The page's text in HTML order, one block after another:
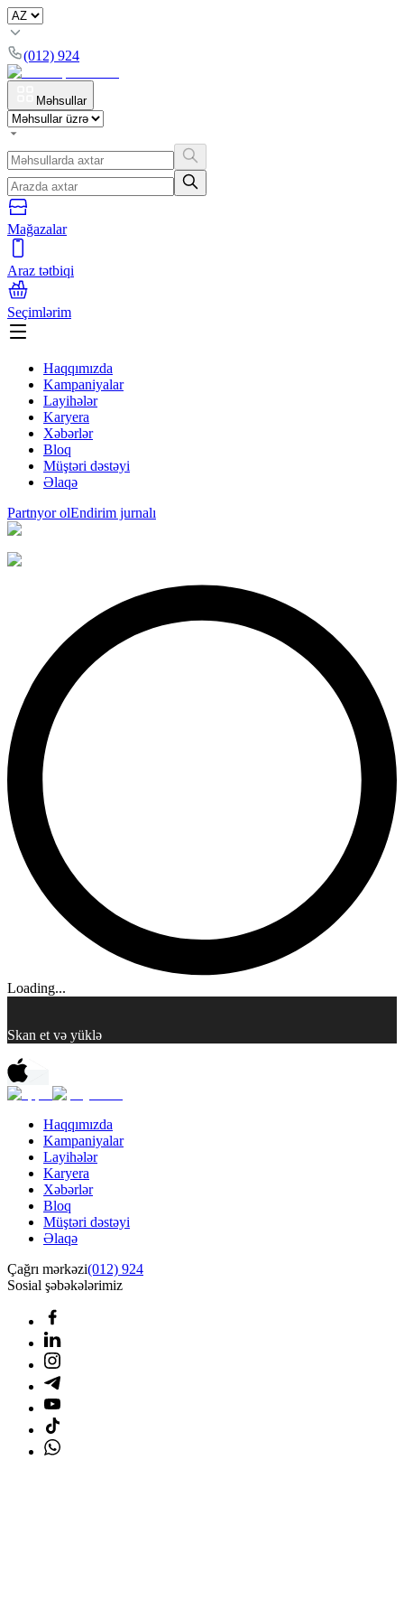
(012) 924
Məhsullar
Mağazalar
Araz tətbiqi
Seçimlərim
Haqqımızda
Kampaniyalar
Layihələr
Karyera
Xəbərlər
Bloq
Müştəri dəstəyi
Əlaqə
Partnyor olEndirim jurnalı
Loading...
Skan et və yüklə
Haqqımızda
Kampaniyalar
Layihələr
Karyera
Xəbərlər
Bloq
Müştəri dəstəyi
Əlaqə
Çağrı mərkəzi(012) 924
Sosial şəbəkələrimiz